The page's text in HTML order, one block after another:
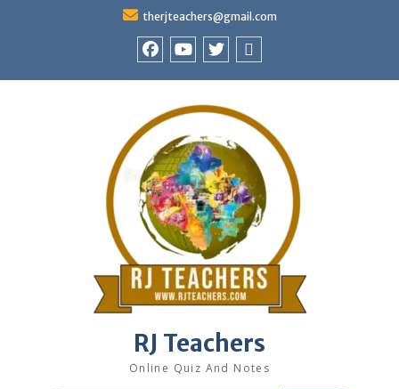
therjteachers@gmail.com
RJ Teachers
Online Quiz And Notes